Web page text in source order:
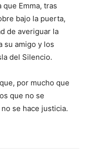
Emma, tras
bajo la puerta,
de averiguar la
su amigo y los
del Silencio.
por mucho que
que no se
se hace justicia.